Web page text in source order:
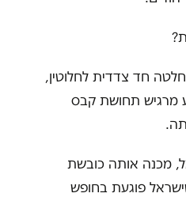
חד צדדית לחלוטין,
מרגיש תחושת קבס
מכנה אותה כובשת
פוגעת בחופש